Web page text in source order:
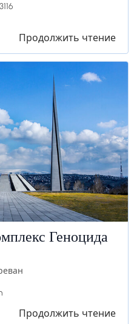
Продолжить чтение
Геноцида
Продолжить чтение